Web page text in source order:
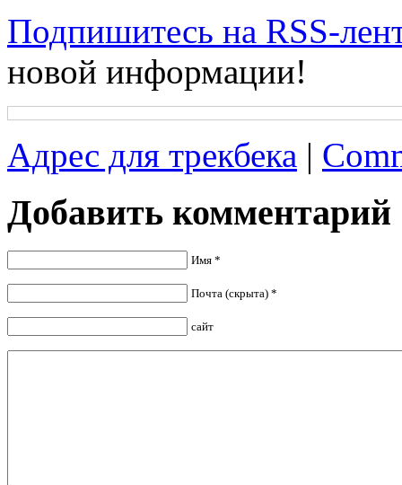
Подпишитесь на RSS-
новой информации!
Адрес для трекбека |
Добавить комментарий
Имя *
Почта (скрыта) *
сайт